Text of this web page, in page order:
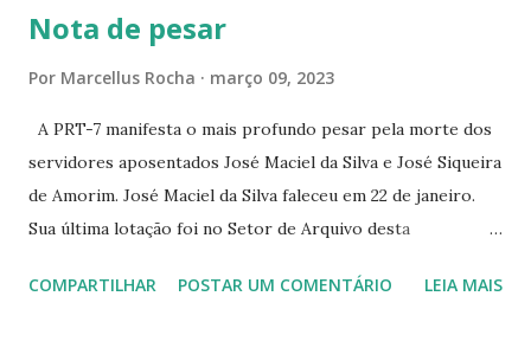
☆CINE VIP CLUBE RUA 24 DE MAIO 825 ☆CINE ECLIPSE
Nota de pesar
Por Marcellus Rocha março 09, 2023
A PRT-7 manifesta o mais profundo pesar pela morte dos
servidores aposentados José Maciel da Silva e José Siqueira
de Amorim. José Maciel da Silva faleceu em 22 de janeiro.
Sua última lotação foi no Setor de Arquivo desta
Siqueira Amorim faleceu em 28 de fevereiro e encerrou a
COMPARTILHAR POSTAR UM COMENTÁRIO LEIA MAIS